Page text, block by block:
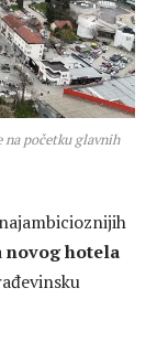
na početku glavnih
novog hotela